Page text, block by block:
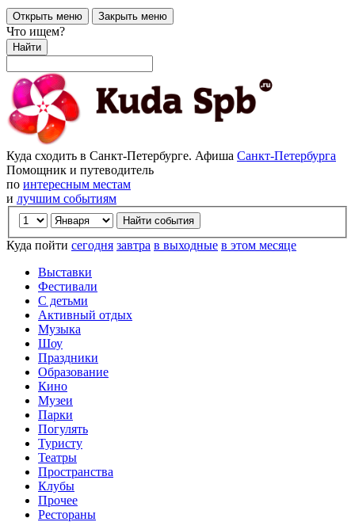
Открыть меню Закрыть меню
Что ищем?
Найти
Куда сходить в Санкт-Петербурге. Афиша Санкт-Петербурга
Помощник и путеводитель
по интересным местам
и лучшим событиям
Куда пойти сегодня завтра в выходные в этом месяце
Выставки
Фестивали
С детьми
Активный отдых
Музыка
Шоу
Праздники
Образование
Кино
Музеи
Парки
Погулять
Туристу
Театры
Пространства
Клубы
Прочее
Рестораны